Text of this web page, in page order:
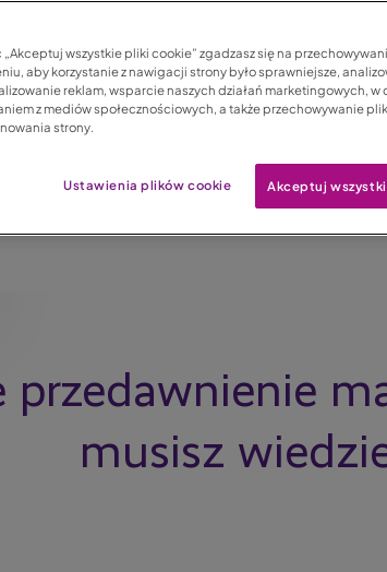
przedawnienie
musisz
„Akceptuj wszystkie pliki cookie” zgadzasz się na
aby korzystanie z nawigacji strony było sprawniejsze,
reklam, wsparcie naszych działań marketingowych, w
z mediów społecznościowych, a także przechowywanie
strony.
Ustawienia plików cookie Akceptuj